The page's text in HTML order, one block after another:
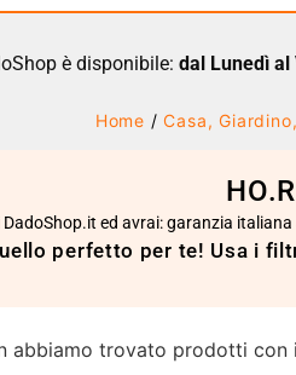
è disponibile: dal Lunedì al
Home /Casa,
ed avrai: garanzia
perfetto per te! Usa i
abbiamo trovato prodotti